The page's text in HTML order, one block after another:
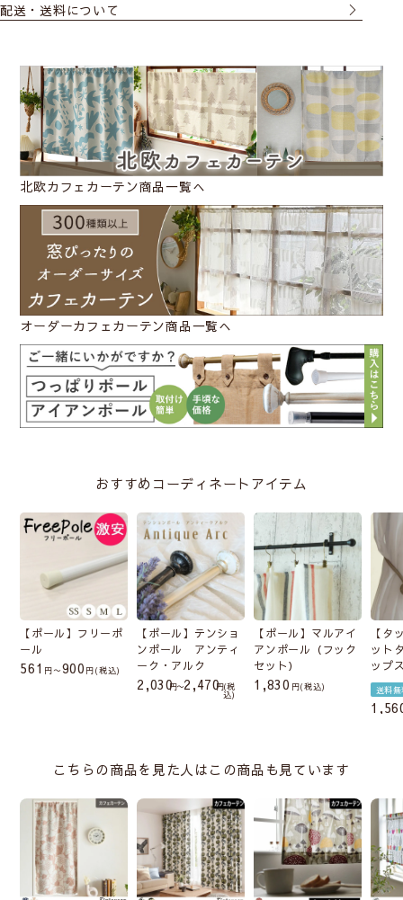
配送・送料について
北欧カフェカーテン商品一覧へ
オーダーカフェカーテン商品一覧へ
おすすめコーディネートアイテム
【ポール】フリーポ
ール
561 〜900 税込
【ポール】テンショ
ンポール アンティ
ーク・アルク
2,030 〜2,470 税
込
【ポール】マルアイ
アンポール（フック
セット）
1,830 税込
【タ
ット
ップ
送料無
こちらの商品を見た人はこの商品も見ています